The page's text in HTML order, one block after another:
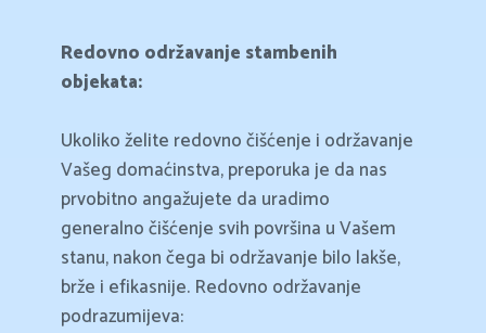
Redovno održavanje stambenih
objekata:
Ukoliko želite redovno čišćenje i održavanje
Vašeg domaćinstva, preporuka je da nas
prvobitno angažujete da uradimo
generalno čišćenje svih površina u Vašem
stanu, nakon čega bi održavanje bilo lakše,
brže i efikasnije. Redovno održavanje
podrazumijeva: